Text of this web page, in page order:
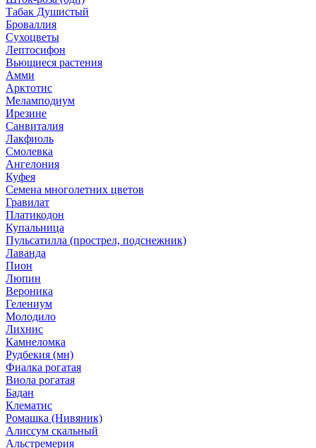
Табак Душистый
Броваллия
Сухоцветы
Лептосифон
Вьющиеся растения
Амми
Арктотис
Меламподиум
Ирезине
Санвиталия
Лакфиоль
Смолевка
Ангелония
Куфея
Семена многолетних цветов
Гравилат
Платикодон
Купальница
Пульсатилла (прострел, подснежник)
Лаванда
Пион
Люпин
Вероника
Гелениум
Молодило
Лихнис
Камнеломка
Рудбекия (мн)
Фиалка рогатая
Виола рогатая
Бадан
Клематис
Ромашка (Нивяник)
Алиссум скальный
Альстремерия